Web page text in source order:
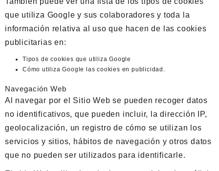
que utiliza Google y sus colaboradores y toda la
información relativa al uso que hacen de las cookies
publicitarias en:
Tipos de cookies que utiliza Google
Cómo utiliza Google las cookies en publicidad
Navegación Web
Al navegar por el Sitio Web se pueden recoger datos
no identificativos, que pueden incluir, la dirección IP,
geolocalización, un registro de cómo se utilizan los
servicios y sitios, hábitos de navegación y otros datos
que no pueden ser utilizados para identificarle.